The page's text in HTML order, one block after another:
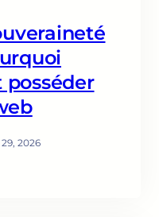
posséder
2026